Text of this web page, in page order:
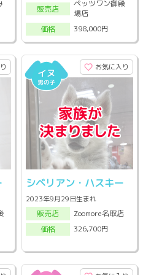
販売店
ペッツワン御殿
場店
価格
398,000円
お気に入り
シベリアン・ハスキー
2023年9月29日生まれ
販売店
Zoomore名取店
価格
326,700円